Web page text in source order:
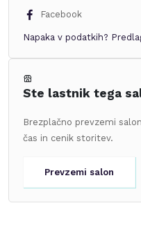
Facebook
Napaka v podatkih?
Ste lastnik tega
Brezplačno prevzemi
čas in cenik storitev.
Prevzemi salon